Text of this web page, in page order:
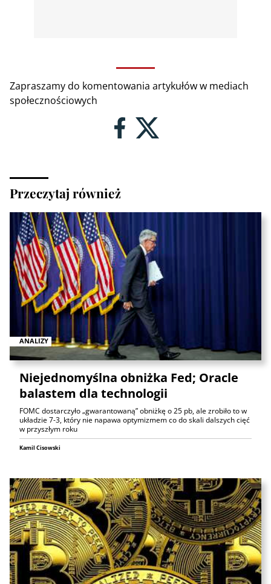
Zapraszamy do komentowania artykułów w mediach
społecznościowych
Przeczytaj również
ANALIZY
Niejednomyślna obniżka Fed; Oracle
balastem dla technologii
FOMC dostarczyło „gwarantowaną” obniżkę o 25 pb, ale zrobiło to w
układzie 7-3, który nie napawa optymizmem co do skali dalszych cięć
w przyszłym roku
Kamil Cisowski